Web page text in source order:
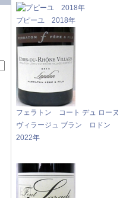
プピーユ 2018年
フェラトン コート デュ ロー
ヴィラージュ ブラン ロドン
2022年